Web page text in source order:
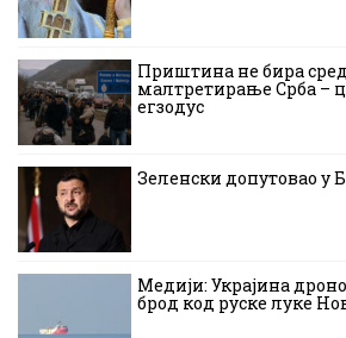
Приштина не бира
малтретирање Срба –
егзодус
Зеленски допутовао у
Медији: Украјина
брод код руске луке